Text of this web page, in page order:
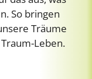
So bringen
Träume
Leben.